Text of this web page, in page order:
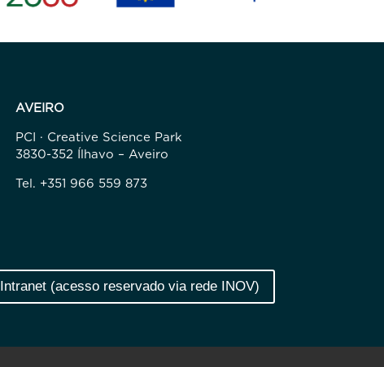
AVEIRO
PCI · Creative Science Park
3830-352 Ílhavo – Aveiro
Tel. +351 966 559 873
Intranet (acesso reservado via rede INOV)